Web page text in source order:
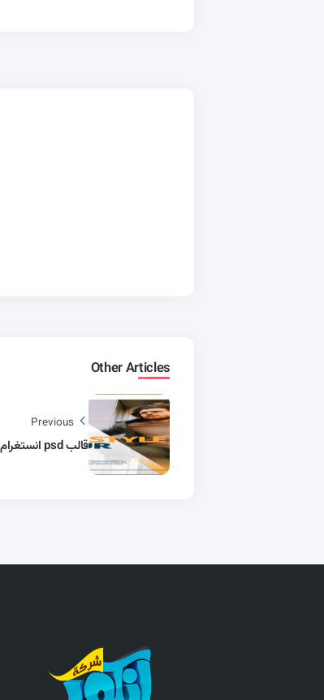
Other Articles
Previous
قالب psd انستغرام حديث قابل للتعديل